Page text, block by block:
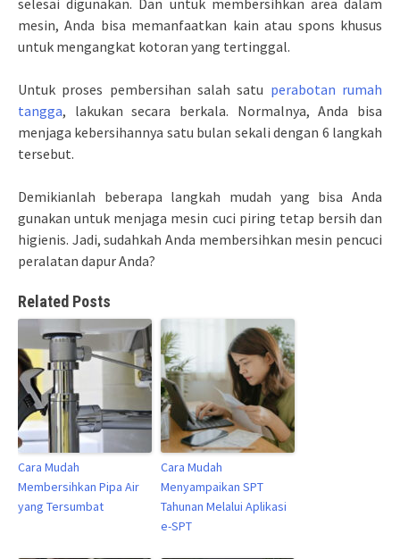
mesin, Anda bisa memanfaatkan kain atau spons khusus
untuk mengangkat kotoran yang tertinggal.
Untuk proses pembersihan salah satu perabotan rumah
tangga, lakukan secara berkala. Normalnya, Anda bisa
menjaga kebersihannya satu bulan sekali dengan 6 langkah
tersebut.
Demikianlah beberapa langkah mudah yang bisa Anda
gunakan untuk menjaga mesin cuci piring tetap bersih dan
higienis. Jadi, sudahkah Anda membersihkan mesin pencuci
peralatan dapur Anda?
Related Posts
Cara Mudah
Membersihkan Pipa Air
yang Tersumbat
Cara Mudah
Menyampaikan SPT
Tahunan Melalui Aplikasi
e-SPT